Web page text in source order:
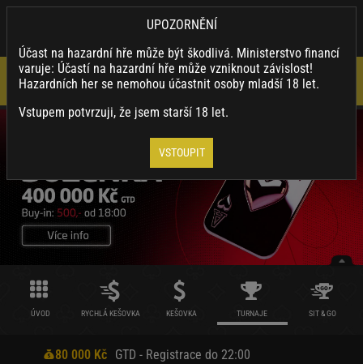
UPOZORNĚNÍ
Účast na hazardní hře může být škodlivá. Ministerstvo financí
varuje: Účastí na hazardní hře může vzniknout závislost!
Hazardních her se nemohou účastnit osoby mladší 18 let.
Vstupem potvrzuji, že jsem starší 18 let.
VSTOUPIT
ÚVOD RYCHLÁ KEŠOVKA KEŠOVKA TURNAJE SIT & GO
80 000 Kč GTD - Registrace do 22:00